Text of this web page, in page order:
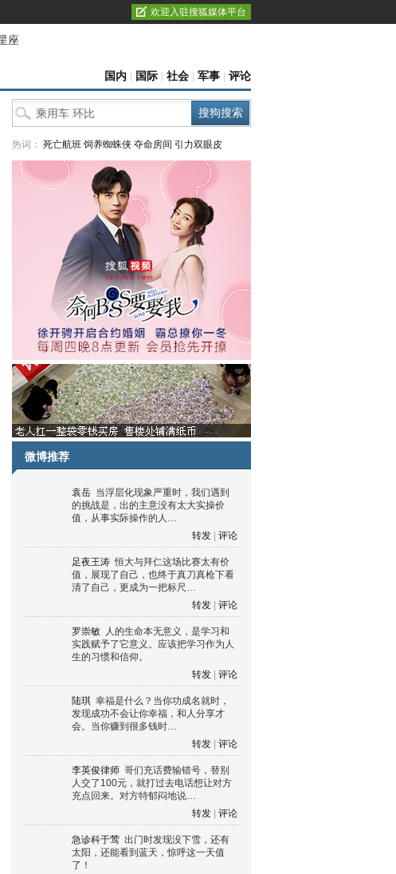
欢迎入驻搜狐媒体平台
座
国内 国际 社会 军事 评论
热词： 死亡航班 饲养蜘蛛侠 夺命房间 引力双眼皮
微博推荐
袁岳 当浮层化现象严重时，我们遇到
的挑战是，出的主意没有太大实操价
值，从事实际操作的人…
转发
评论
足夜王涛 恒大与拜仁这场比赛太有价
值，展现了自己，也终于真刀真枪下看
清了自己，更成为一把标尺…
转发
评论
罗崇敏 人的生命本无意义，是学习和
实践赋予了它意义。应该把学习作为人
生的习惯和信仰。
转发
评论
陆琪 幸福是什么？当你功成名就时，
发现成功不会让你幸福，和人分享才
会。当你赚到很多钱时…
转发
评论
李英俊律师 哥们充话费输错号，替别
人交了100元，就打过去电话想让对方
充点回来。对方特郁闷地说…
转发
评论
急诊科于莺 出门时发现没下雪，还有
太阳，还能看到蓝天，惊呼这一天值
了！